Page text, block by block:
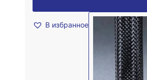
В избранное